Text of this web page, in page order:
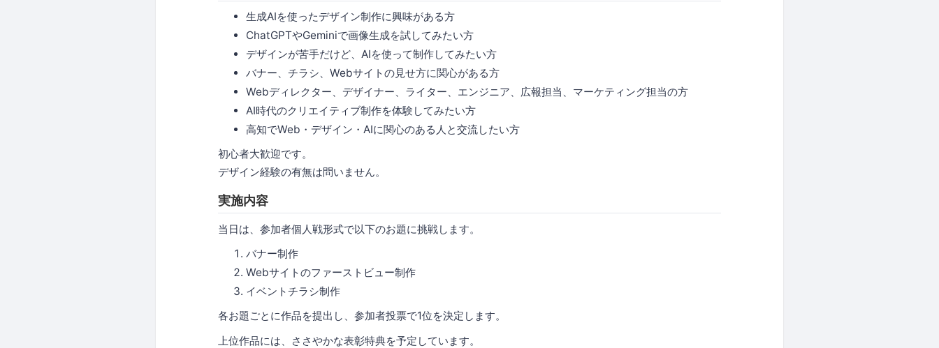
生成AIを使ったデザイン制作に興味がある方
ChatGPTやGeminiで画像生成を試してみたい方
デザインが苦手だけど、AIを使って制作してみたい方
バナー、チラシ、Webサイトの見せ方に関心がある方
Webディレクター、デザイナー、ライター、エンジニア、広報担当、マーケティング担当の方
AI時代のクリエイティブ制作を体験してみたい方
高知でWeb・デザイン・AIに関心のある人と交流したい方
初心者大歓迎です。
デザイン経験の有無は問いません。
実施内容
当日は、参加者個人戦形式で以下のお題に挑戦します。
バナー制作
Webサイトのファーストビュー制作
イベントチラシ制作
各お題ごとに作品を提出し、参加者投票で1位を決定します。
上位作品には、ささやかな表彰特典を予定しています。